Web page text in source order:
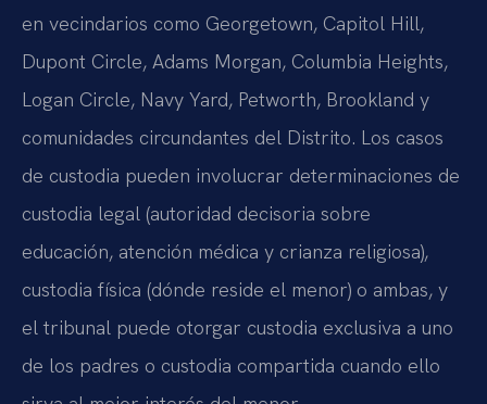
en vecindarios como Georgetown, Capitol Hill,
Dupont Circle, Adams Morgan, Columbia Heights,
Logan Circle, Navy Yard, Petworth, Brookland y
comunidades circundantes del Distrito. Los casos
de custodia pueden involucrar determinaciones de
custodia legal (autoridad decisoria sobre
educación, atención médica y crianza religiosa),
custodia física (dónde reside el menor) o ambas, y
el tribunal puede otorgar custodia exclusiva a uno
de los padres o custodia compartida cuando ello